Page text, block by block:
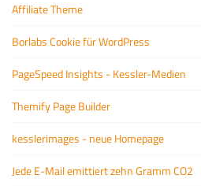
Affiliate Theme
Borlabs Cookie für WordPress
PageSpeed Insights - Kessler-Medien
Themify Page Builder
kesslerimages - neue Homepage
Jede E-Mail emittiert zehn Gramm CO2